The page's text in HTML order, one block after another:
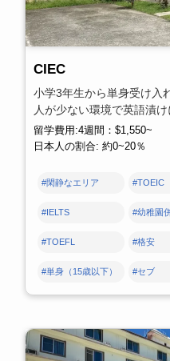
CIEC
小学3年生から単身受け入
人が少ない環境で英語漬け
留学費用:4週間：$1,550~
日本人の割合: 約0~20％
#閑静なエリア #TOEIC
#IELTS #幼稚園
#TOEFL #格安
#単身（15歳以下） #セブ